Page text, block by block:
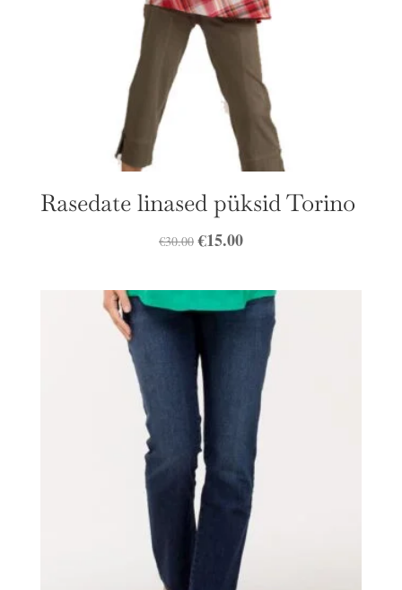
Rasedate linased püksid Torino
€30.00 Algne
oli:
€30.00.
€15.00Praegune
on:
€15.00.